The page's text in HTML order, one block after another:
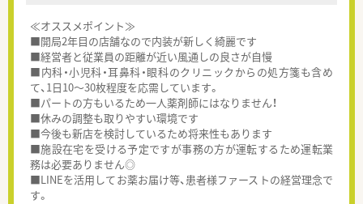
≪オススメポイント≫
■開局2年目の店舗なので内装が新しく綺麗です
■経営者と従業員の距離が近い風通しの良さが自慢
■内科・小児科・耳鼻科・眼科のクリニックからの処方箋も含め
て、1日10～30枚程度を応需しています。
■パートの方もいるため一人薬剤師にはなりません！
■休みの調整も取りやすい環境です
■今後も新店を検討しているため将来性もあります
■施設在宅を受ける予定ですが事務の方が運転するため運転業
務は必要ありません◎
■LINEを活用してお薬お届け等、患者様ファーストの経営理念で
す。